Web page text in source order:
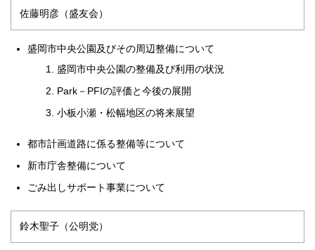
佐藤明彦（盛友会）
盛岡市中央公園及びその周辺整備について
盛岡市中央公園の整備及び利用の状況
Park－PFIの評価と今後の展開
小板小瀬・松幅地区の将来展望
都市計画道路に係る整備等について
新市庁舎整備について
ごみ出しサポート事業について
鈴木聖子（公明党）